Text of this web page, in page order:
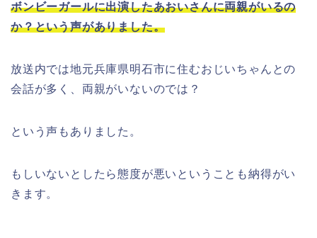
ボンビーガールに出演したあおいさんに両親がいるの
か？という声がありました。
放送内では地元兵庫県明石市に住むおじいちゃんとの
会話が多く、両親がいないのでは？
という声もありました。
もしいないとしたら態度が悪いということも納得がい
きます。